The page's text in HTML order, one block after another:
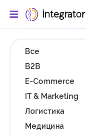
Ссылка на
Все
B2B
E-Commerce
IT & Marketing
Логистика
Медицина